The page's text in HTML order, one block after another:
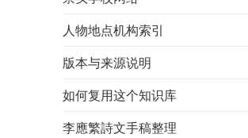
人物地点机构索引
版本与来源说明
如何复用这个知识库
李應繁詩文手稿整理